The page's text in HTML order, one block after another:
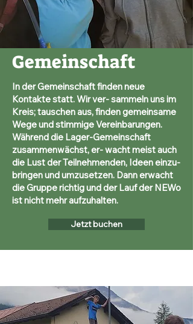
Gemeinschaft
In der Gemeinschaft finden neue
Kontakte statt. Wir ver- sammeln uns im
Kreis; tauschen aus, finden gemeinsame
Wege und stimmige Vereinbarungen.
Während die Lager-Gemeinschaft
zusammenwächst, er- wacht meist auch
die Lust der Teilnehmenden, Ideen einzu-
bringen und umzusetzen. Dann erwacht
die Gruppe richtig und der Lauf der NEWo
ist nicht mehr aufzuhalten.
Jetzt buchen